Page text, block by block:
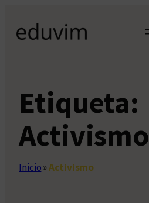
contenido
Etiqueta:
Activismo
Inicio»Activismo